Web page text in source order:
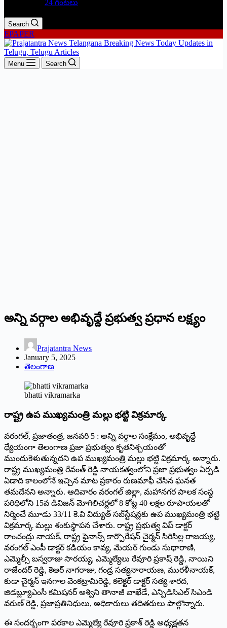
24 గంటలు
Search
EPAPER
Menu Search
అన్ని వర్గాల అభివృద్దే ప్రభుత్వ ప్రధాన లక్ష్యం
Prajatantra News
January 5, 2025
తెలంగాణ
bhatti vikramarka
రాష్ట్ర ఉప ముఖ్యమంత్రి మల్లు భట్టి విక్రమార్క
వరంగల్, ప్ర‌జాతంత్ర‌, జనవరి 5 : అన్ని వర్గాల సంక్షేమం, అభివృద్దే
ధ్యేయంగా తెలంగాణ ప్రజా ప్రభుత్వం కృతనిశ్చయంతో
ముందుకెళుతున్నదని ఉప ముఖ్యమంత్రి మల్లు భట్టి విక్రమార్క అన్నారు.
రాష్ట్ర ముఖ్యమంత్రి రేవంత్ రెడ్డి నాయకత్వంలోని ప్రజా ప్రభుత్వం ఏర్పడి
ఏడాది కాలంలోనే ఇచ్చిన మాట ప్రకారం రుణమాఫీ చేసిన ఘనత
తమదేనని అన్నారు. ఆదివారం వరంగల్ జిల్లా, మహానగర పాలక సంస్థ
పరిధిలోని 15వ డివిజన్ మోగిలిచర్లలో 8 కోట్ల 40 లక్షల రూపాయలతో
నిర్మించే మూడు 33/11 కె.వి విద్యుత్ సబ్‌స్టేష‌న్ల‌కు ఉప ముఖ్యమంత్రి భట్టి
విక్రమార్క మల్లు శంకుస్థాపన చేశారు. రాష్ట్ర ప్రభుత్వ విప్ డాక్టర్
రాంచంద్రు నాయక్, రాష్ట్ర ఫైనాన్స్ కార్పొరేషన్ చైర్మన్ సిరిసిల్ల రాజయ్య,
వరంగల్ ఎంపీ డాక్టర్ కడియం కావ్య, మేయర్ గుండు సుధారాణి,
ఎమ్మెల్సీ బస్వరాజు సారయ్య, ఎమ్మెల్యేలు రేవూరి ప్రకాష్ రెడ్డి, నాయిని
రాజేందర్ రెడ్డి, కెఆర్ నాగరాజు, గండ్ర సత్యనారాయణ, మురళీనాయక్,
కుడా చైర్మన్ ఇనగాల వెంకట్రామిరెడ్డి, కలెక్టర్ డాక్టర్ సత్య శారద,
జిడబ్ల్యూఎంసీ కమిషనర్ అశ్విని తానాజీ వాఖేడే, ఎన్పిడిసిఎల్ సిఎండి
వరుణ్ రెడ్డి, ప్రజాప్రతినిధులు, అధికారులు తదితరులు పాల్గొన్నారు.
ఈ సందర్భంగా పరకాల ఎమ్మెల్యే రేవూరి ప్రకాశ్ రెడ్డి అధ్యక్షతన